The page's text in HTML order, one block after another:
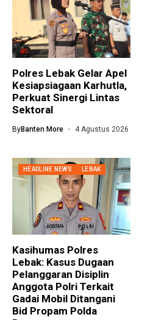
Polres Lebak Gelar Apel
Kesiapsiagaan Karhutla,
Perkuat Sinergi Lintas
Sektoral
ByBanten More 4 Agustus 2026
HEADLINE NEWS LEBAK
Kasihumas Polres
Lebak: Kasus Dugaan
Pelanggaran Disiplin
Anggota Polri Terkait
Gadai Mobil Ditangani
Bid Propam Polda